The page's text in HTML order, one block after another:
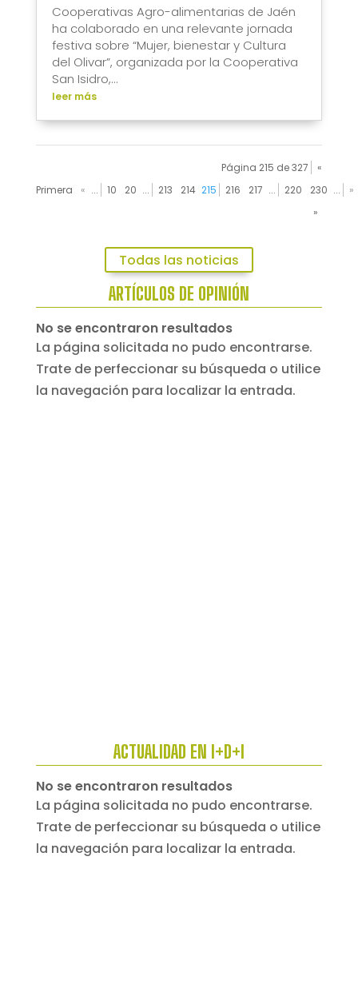
Cooperativas Agro-alimentarias de Jaén
ha colaborado en una relevante jornada
festiva sobre “Mujer, bienestar y Cultura
del Olivar”, organizada por la Cooperativa
San Isidro,...
leer más
Página 215 de 327
«
Primera
« ... 10 20 ... 213 214 215 216 217 ... 220 230 ...
»
»
Todas las noticias
ARTÍCULOS DE OPINIÓN
No se encontraron resultados
La página solicitada no pudo encontrarse.
Trate de perfeccionar su búsqueda o utilice
la navegación para localizar la entrada.
ACTUALIDAD EN I+D+I
No se encontraron resultados
La página solicitada no pudo encontrarse.
Trate de perfeccionar su búsqueda o utilice
la navegación para localizar la entrada.